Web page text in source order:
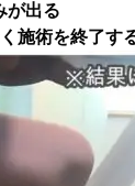
が出る
施術を終了す